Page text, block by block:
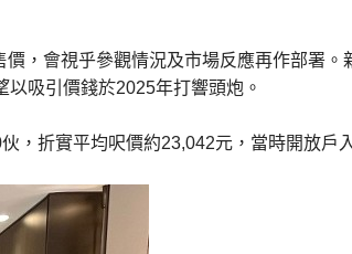
，會視乎參觀情況及市場反應再作部署。
吸引價錢於2025年打響頭炮。
，折實平均呎價約23,042元，當時開放戶